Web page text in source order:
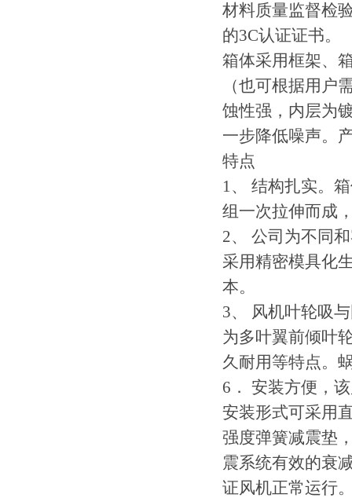
材料质量监督检
的3C认证证书。
箱体采用框架、
（也可根据用户
蚀性强，内层为
一步降低噪声。
特点
1、 结构扎实。
组一次拉伸而成
2、 公司为不同
采用精密模具化
本。
3、 风机叶轮吸
为多叶翼前倾叶
久耐用等特点。
6． 安装方便，
安装形式可采用
强度弹簧减震垫
震系统有效的衰
证风机正常运行